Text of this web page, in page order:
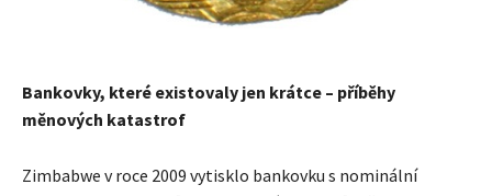
Bankovky, které existovaly jen krátce – příběhy
měnových katastrof
Zimbabwe v roce 2009 vytisklo bankovku s nominální